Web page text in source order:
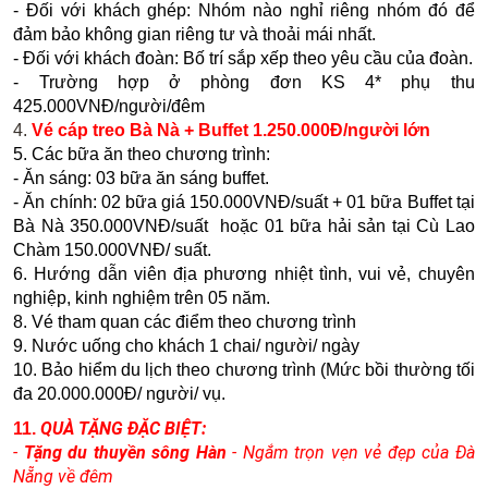
- Đối với khách ghép: Nhóm nào nghỉ riêng nhóm đó để
đảm bảo không gian riêng tư và thoải mái nhất.
- Đối với khách đoàn: Bố trí sắp xếp theo yêu cầu của đoàn.
- Trường hợp ở phòng đơn KS 4* phụ thu
425.000VNĐ/người/đêm
4. Vé cáp treo Bà Nà + Buffet 1.250.000Đ/người lớn
5. Các bữa ăn theo chương trình:
- Ăn sáng: 03 bữa ăn sáng buffet.
- Ăn chính: 02 bữa giá 150.000VNĐ/suất + 01 bữa Buffet tại
Bà Nà 350.000VNĐ/suất hoặc 01 bữa hải sản tại Cù Lao
Chàm 150.000VNĐ/ suất.
6. H­ướng dẫn viên địa phương nhiệt tình, vui vẻ, chuyên
nghiệp, kinh nghiệm trên 05 năm.
8. Vé tham quan các điểm theo chương trình
9. N­ước uống cho khách 1 chai/ người/ ngày
10. Bảo hiểm du lịch theo chương trình (Mức bồi thường tối
đa 20.000.000Đ/ người/ vụ.
11.QUÀ TẶNG ĐẶC BIỆT:
- Tặng du thuyền sông Hàn - Ngắm trọn vẹn vẻ đẹp của Đà
Nẵng về đêm